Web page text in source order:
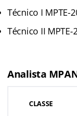
Técnico I MPTE-
Técnico II MPTE-
Analista
CLASSE